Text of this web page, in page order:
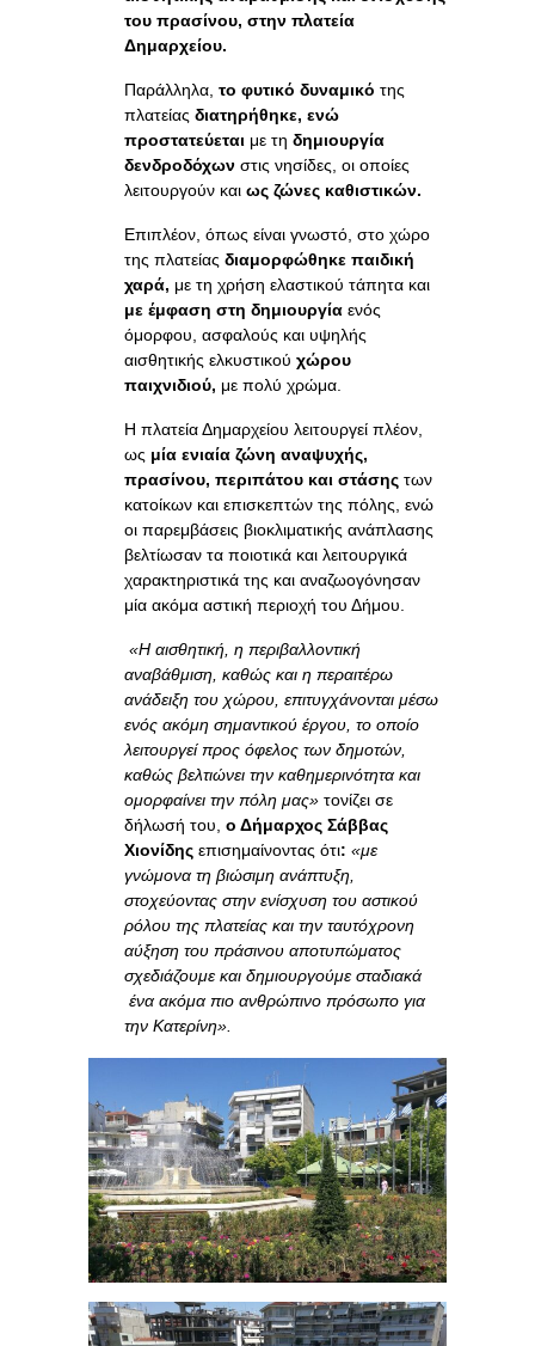
του πρασίνου, στην πλατεία
Δημαρχείου.
Παράλληλα, το φυτικό δυναμικό της
πλατείας διατηρήθηκε, ενώ
προστατεύεται με τη δημιουργία
δενδροδόχων στις νησίδες, οι οποίες
λειτουργούν και ως ζώνες καθιστικών.
Επιπλέον, όπως είναι γνωστό, στο χώρο
της πλατείας διαμορφώθηκε παιδική
χαρά, με τη χρήση ελαστικού τάπητα και
με έμφαση στη δημιουργία ενός
όμορφου, ασφαλούς και υψηλής
αισθητικής ελκυστικού χώρου
παιχνιδιού, με πολύ χρώμα.
Η πλατεία Δημαρχείου λειτουργεί πλέον,
ως μία ενιαία ζώνη αναψυχής,
πρασίνου, περιπάτου και στάσης των
κατοίκων και επισκεπτών της πόλης, ενώ
οι παρεμβάσεις βιοκλιματικής ανάπλασης
βελτίωσαν τα ποιοτικά και λειτουργικά
χαρακτηριστικά της και αναζωογόνησαν
μία ακόμα αστική περιοχή του Δήμου.
«Η αισθητική, η περιβαλλοντική
αναβάθμιση, καθώς και η περαιτέρω
ανάδειξη του χώρου, επιτυγχάνονται μέσω
ενός ακόμη σημαντικού έργου, το οποίο
λειτουργεί προς όφελος των δημοτών,
καθώς βελτιώνει την καθημερινότητα και
ομορφαίνει την πόλη μας» τονίζει σε
δήλωσή του, ο Δήμαρχος Σάββας
Χιονίδης επισημαίνοντας ότι: «με
γνώμονα τη βιώσιμη ανάπτυξη,
στοχεύοντας στην ενίσχυση του αστικού
ρόλου της πλατείας και την ταυτόχρονη
αύξηση του πράσινου αποτυπώματος
σχεδιάζουμε και δημιουργούμε σταδιακά
ένα ακόμα πιο ανθρώπινο πρόσωπο για
την Κατερίνη».